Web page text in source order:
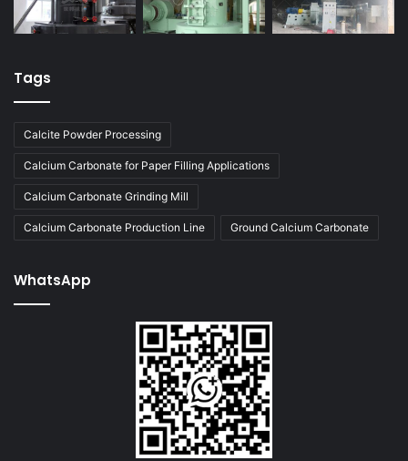
Tags
Calcite Powder Processing
Calcium Carbonate for Paper Filling Applications
Calcium Carbonate Grinding Mill
Calcium Carbonate Production Line Ground Calcium Carbonate
WhatsApp